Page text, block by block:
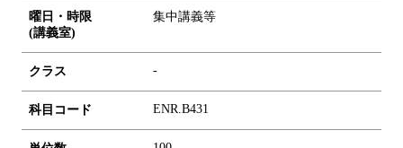
曜日・時限
(講義室)
集中講義等
クラス -
科目コード ENR.B431